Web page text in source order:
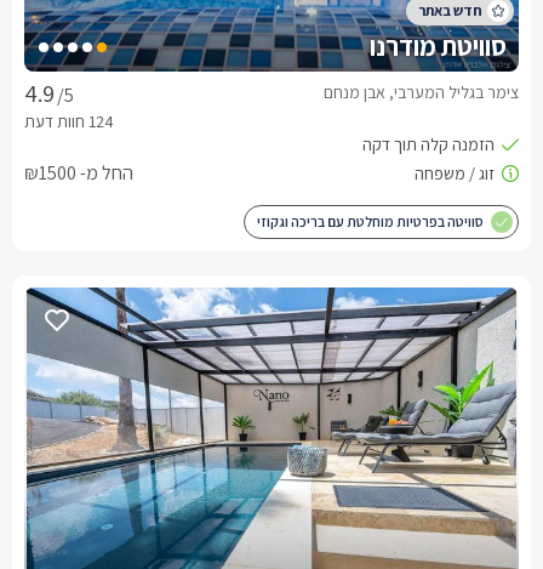
סוויטת מודרנו
/5 צימר בגליל המערבי, אבן מנחם
החל מ- ₪1500
סוויטה בפרטיות מוחלטת עם בריכה וגקוזי